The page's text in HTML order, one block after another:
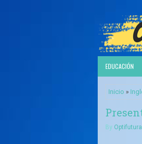
EDUCACIÓN
Inicio »
By Optifutura